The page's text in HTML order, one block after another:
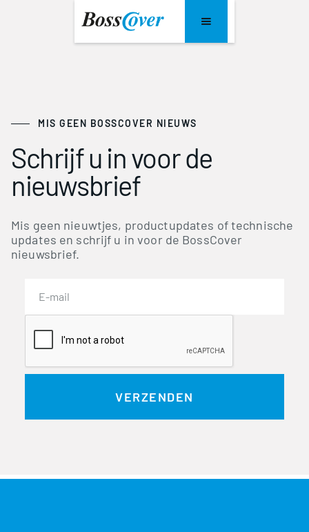
MIS GEEN BOSSCOVER NIEUWS
Schrijf u in voor de
nieuwsbrief
Mis geen nieuwtjes, productupdates of technische
updates en schrijf u in voor de BossCover
nieuwsbrief.